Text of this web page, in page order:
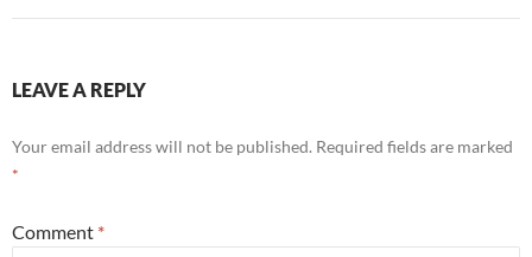
LEAVE A REPLY
Your email address will not be published. Required fields are marked
*
Comment *